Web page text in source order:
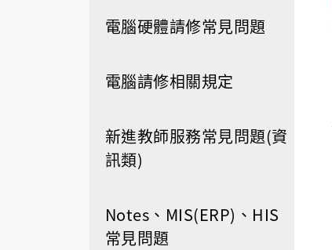
電腦硬體請修常見問題
電腦請修相關規定
新進教師服務常見問題(資
訊類)
Notes、MIS(ERP)、HIS
常見問題